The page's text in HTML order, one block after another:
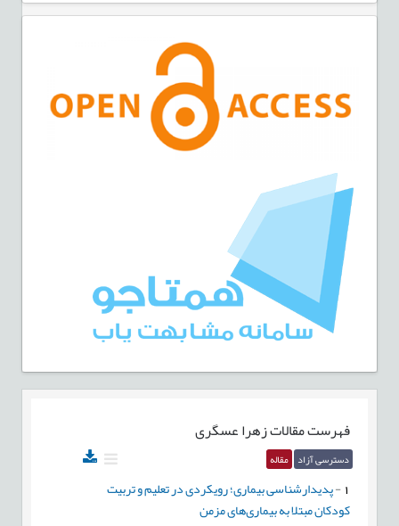
فهرست مقالاتزهرا عسگری
دسترسی آزاد مقاله
-پدیدارشناسی بیماری؛ رویکردی در تعلیم و تربیت
کودکان مبتلا به بیماری‌های مزمن